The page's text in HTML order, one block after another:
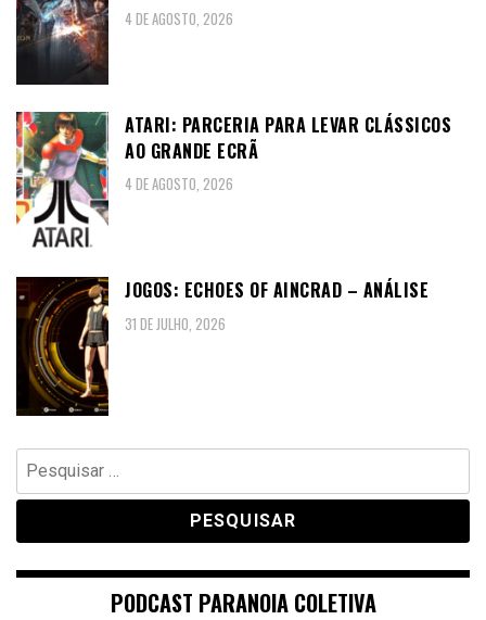
4 DE AGOSTO, 2026
ATARI: PARCERIA PARA LEVAR CLÁSSICOS
AO GRANDE ECRÃ
4 DE AGOSTO, 2026
JOGOS: ECHOES OF AINCRAD – ANÁLISE
31 DE JULHO, 2026
Pesquisar
por:
PODCAST PARANOIA COLETIVA